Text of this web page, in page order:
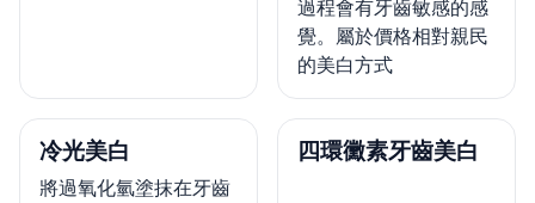
過程會有牙齒敏感的感
覺。屬於價格相對親民
的美白方式
冷光美白
將過氧化氫塗抹在牙齒
四環黴素牙齒美白